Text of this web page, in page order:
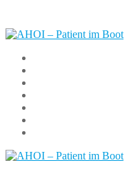
springen